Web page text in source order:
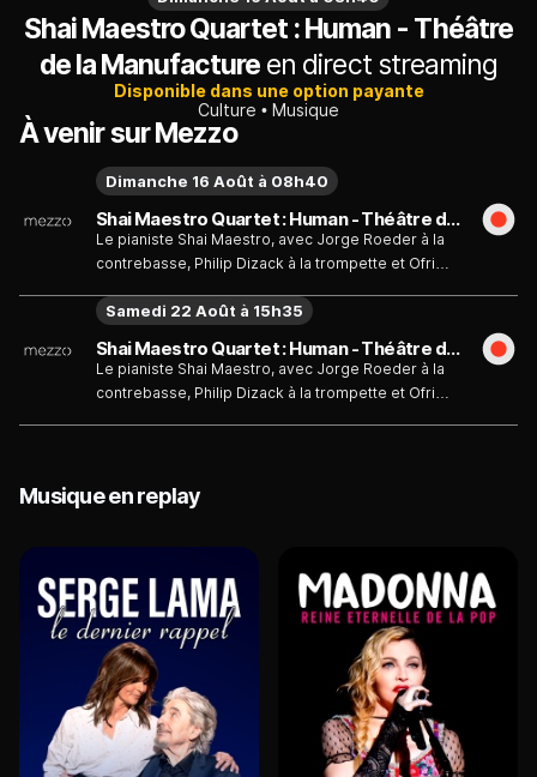
Shai Maestro Quartet : Human - Théâtre
de la Manufactureen direct streaming
Disponible dans une option payante
Culture
Musique
À venir sur Mezzo
Shai Maestro Quartet : Human - Théâtre de la Manufacture
Le pianiste Shai Maestro, avec Jorge Roeder à la
contrebasse, Philip Dizack à la trompette et Ofri
Thief".
Dimanche 16 Août à 08h40
Shai Maestro Quartet : Human - Théâtre de la Manufacture
Le pianiste Shai Maestro, avec Jorge Roeder à la
contrebasse, Philip Dizack à la trompette et Ofri
Samedi 22 Août à 15h35
Musique en replay